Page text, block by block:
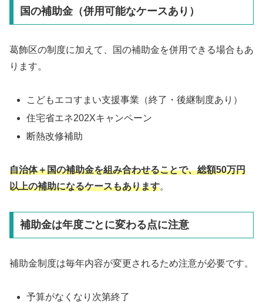
国の補助金（併用可能なケースあり）
葛飾区の制度に加えて、国の補助金を併用できる場合もあ
ります。
こどもエコすまい支援事業（終了・後継制度あり）
住宅省エネ202Xキャンペーン
断熱改修補助
自治体＋国の補助金を組み合わせることで、総額50万円
以上の補助になるケースもあります。
補助金は年度ごとに変わる点に注意
補助金制度は毎年内容が変更されるため注意が必要です。
予算がなくなり次第終了